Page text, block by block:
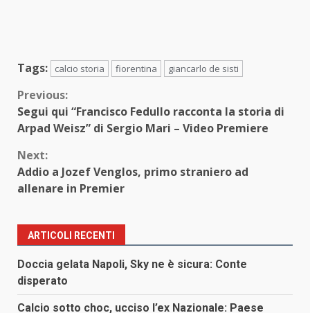
Tags: calcio storia fiorentina giancarlo de sisti
Continue
Reading
Previous:
Segui qui “Francisco Fedullo racconta la storia di
Arpad Weisz” di Sergio Mari – Video Premiere
Next:
Addio a Jozef Venglos, primo straniero ad
allenare in Premier
ARTICOLI RECENTI
Doccia gelata Napoli, Sky ne è sicura: Conte
disperato
Calcio sotto choc, ucciso l’ex Nazionale: Paese